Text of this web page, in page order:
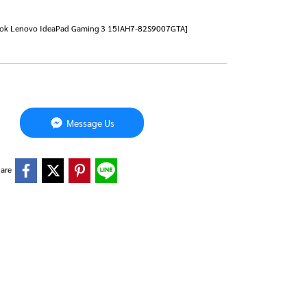
Lenovo IdeaPad Gaming 3 15IAH7-82S9007GTA]
Message Us